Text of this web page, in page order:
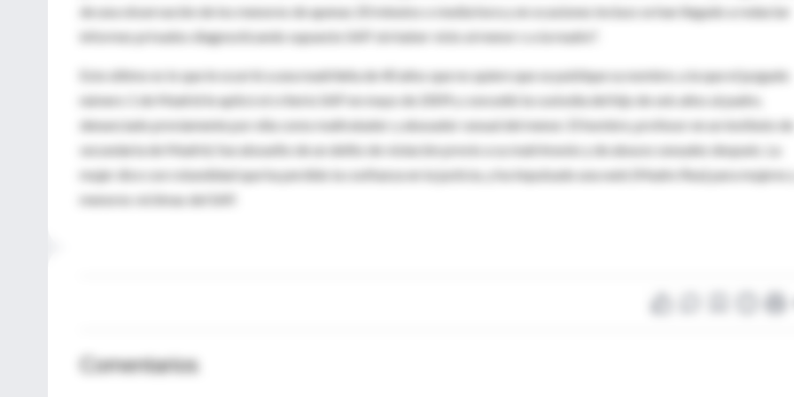
de una observación de los menores de apenas 20 minutos o media hora y en ocasiones incluso se han llegado a redactar
informes privados diagnosticando supuesto SAP sin haber visto al menor o a la madre".
Esto último es lo que le ocurrió a una madrileña de 40 años que no quiere que se publique su nombre, a la que el juzgado
número 1 de Madrid le aplicó el criterio SAP en mayo de 2009 y concedió la custodia del hijo de seis años al padre,
denunciado previamente por ella como maltratador y abusador sexual del menor. El hombre, profesor en un instituto de
secundaria de Madrid, fue absuelto de un delito de violación previo a su matrimonio y de abusos sexuales después. La
mujer dice con rotundidad que ha perdido la confianza en la justicia, y ha impulsado una web (Madre Rea) para mujeres
menores víctimas del SAP.
Comentarios